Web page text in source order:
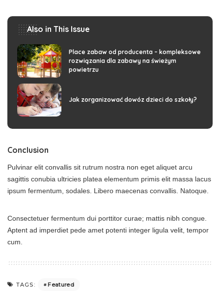
Also in This Issue
Place zabaw od producenta – kompleksowe
rozwiązania dla zabawy na świeżym
powietrzu
Jak zorganizować dowóz dzieci do szkoły?
Conclusion
Pulvinar elit convallis sit rutrum nostra non eget aliquet arcu
sagittis conubia ultricies platea elementum primis elit massa lacus
ipsum fermentum, sodales. Libero maecenas convallis. Natoque.
Consectetuer fermentum dui porttitor curae; mattis nibh congue.
Aptent ad imperdiet pede amet potenti integer ligula velit, tempor
cum.
TAGS: Featured